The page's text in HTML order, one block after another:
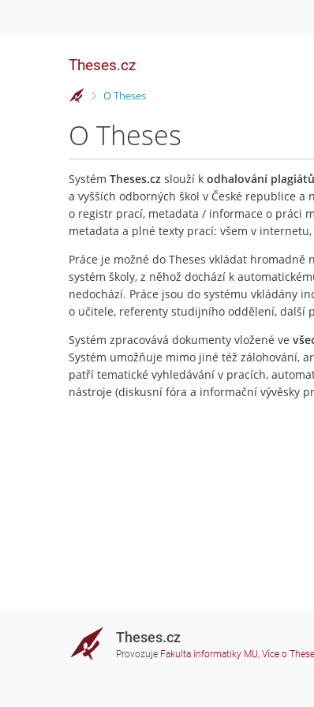
Theses.cz
>
O Theses
O Theses
Systém Theses.cz slouží k odhalování
a vyšších odborných škol v České republice a
o registr prací, metadata / informace o práci
metadata a plné texty prací: všem v
Práce je možné do Theses vkládat
systém školy, z něhož dochází k
nedochází. Práce jsou do systému vkládány
o učitele, referenty studijního oddělení, další
Systém zpracovává dokumenty vložené ve
Systém umožňuje mimo jiné též zálohování,
patří tematické vyhledávání v pracích,
nástroje (diskusní fóra a informační vývěsky
Theses.cz
Provozuje Fakulta informatiky MU, Více o